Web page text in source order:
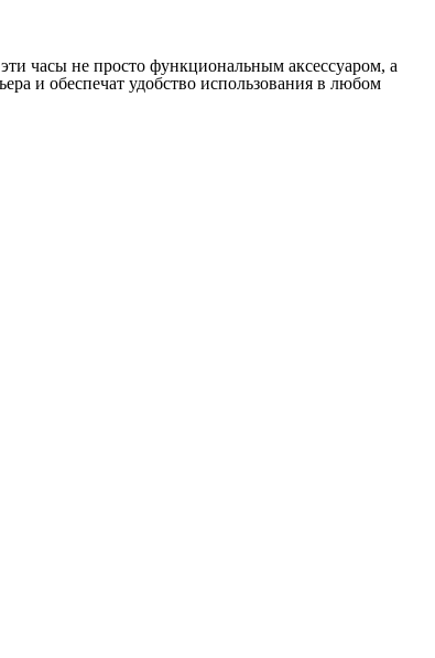
часы не просто функциональным аксессуаром, а
и обеспечат удобство использования в любом